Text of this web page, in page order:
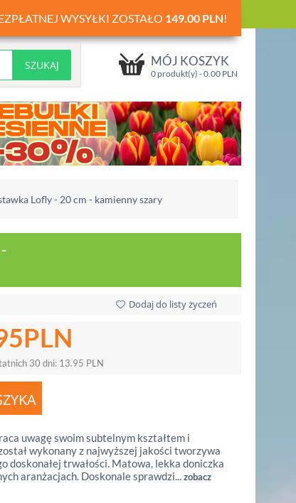
WYSYŁKI ZOSTAŁO 149.00 PLN!
MÓJ KOSZYK
0 produkt(y) -0.00 PLN
Lofly - 20 cm - kamienny szary
Dodaj do listy życzeń
PLN
30 dni: 13.95 PLN
uwagę swoim subtelnym kształtem i
wykonany z najwyższej jakości tworzywa
doskonałej trwałości. Matowa, lekka doniczka
aranżacjach. Doskonale sprawdzi...zobacz